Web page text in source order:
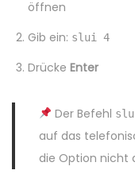
öffnen
Gib ein: slui 4
Drücke Enter
Der Befehl
auf das
die Option nicht